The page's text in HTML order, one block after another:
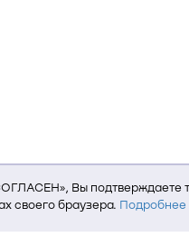
Вы подтверждаете
своего браузера. Подробнее